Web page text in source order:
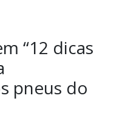
“12 dicas
pneus do